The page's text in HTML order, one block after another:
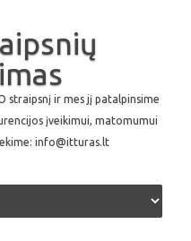
straipsnį ir mes jį patalpinsime
įveikimui, matomumui
info@itturas.lt
to content